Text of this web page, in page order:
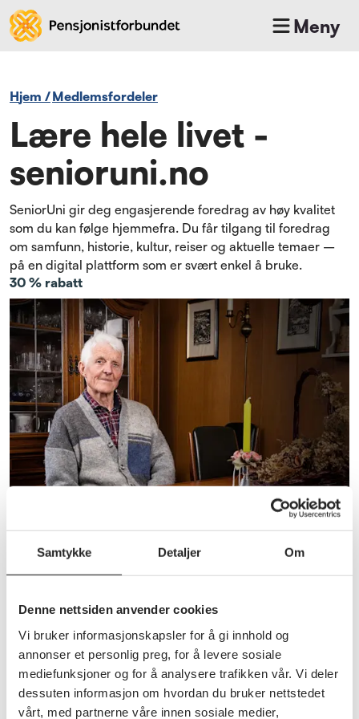
Samtykke Detaljer Om
Denne nettsiden anvender cookies
Vi bruker informasjonskapsler for å gi innhold og
annonser et personlig preg, for å levere sosiale
mediefunksjoner og for å analysere trafikken vår. Vi deler
dessuten informasjon om hvordan du bruker nettstedet
vårt, med partnerne våre innen sosiale medier,
Meny
Hjem / medlemsfordeler
Lære hele livet -
senioruni.no
SeniorUni gir deg engasjerende foredrag av høy kvalitet
som du kan følge hjemmefra. Du får tilgang til foredrag
om samfunn, historie, kultur, reiser og aktuelle temaer –
på en digital plattform som er svært enkel å bruke.
30 % rabatt
SeniorUni utvikler nå flere nye foredrag om temaer
mange er opptatt av.
Først ut er et nyttig foredrag om svindel, utviklet i
samarbeid med kjente finansinstitusjoner. Her får
du oversikt over hvordan svindel foregår – og hva
Les mer